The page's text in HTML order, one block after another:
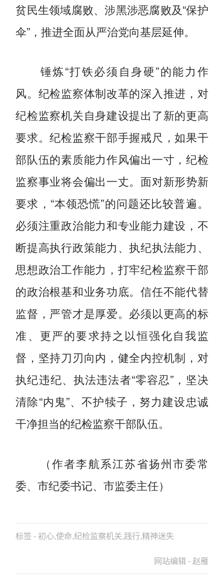
贫民生领域腐败、涉黑涉恶腐败及“保护
伞”，推进全面从严治党向基层延伸。
锤炼“打铁必须自身硬”的能力作
风。纪检监察体制改革的深入推进，对
纪检监察机关自身建设提出了新的更高
要求。纪检监察干部手握戒尺，如果干
部队伍的素质能力作风偏出一寸，纪检
监察事业将会偏出一丈。面对新形势新
要求，“本领恐慌”的问题还比较普遍。
必须注重政治能力和专业能力建设，不
断提高执行政策能力、执纪执法能力、
思想政治工作能力，打牢纪检监察干部
的政治根基和业务功底。信任不能代替
监督，严管才是厚爱。必须以更高的标
准、更严的要求持之以恒强化自我监
督，坚持刀刃向内，健全内控机制，对
执纪违纪、执法违法者“零容忍”，坚决
清除“内鬼”、不护犊子，努力建设忠诚
干净担当的纪检监察干部队伍。
（作者李航系江苏省扬州市委常
委、市纪委书记、市监委主任）
标签 - 初心,使命,纪检监察机关,践行,精神迷失
网站编辑 - 赵雁